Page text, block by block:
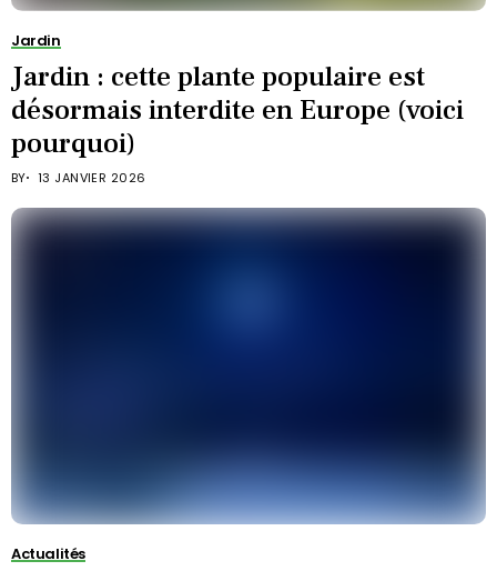
Jardin
Jardin : cette plante populaire est
désormais interdite en Europe (voici
pourquoi)
BY 13 JANVIER 2026
Actualités